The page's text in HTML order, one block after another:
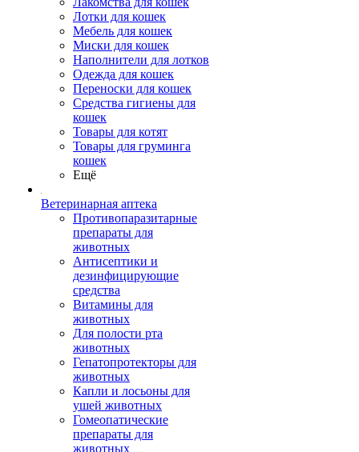
Лотки для кошек
Мебель для кошек
Миски для кошек
Наполнители для лотков
Одежда для кошек
Переноски для кошек
Средства гигиены для
кошек
Товары для котят
Товары для груминга
кошек
Ещё
Ветеринарная аптека
Противопаразитарные
препараты для
животных
Антисептики и
дезинфицирующие
средства
Витамины для
животных
Для полости рта
животных
Гепатопротекторы для
животных
Капли и лосьоны для
ушей животных
Гомеопатические
препараты для
животных